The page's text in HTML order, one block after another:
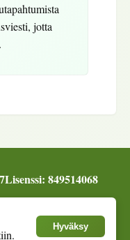
jotta
Lisenssi: 849514068
Hyväksy